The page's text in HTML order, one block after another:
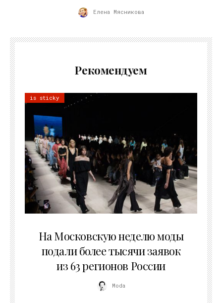
Елена Мясникова
Рекомендуем
is sticky
На Московскую неделю моды
подали более тысячи заявок
из 63 регионов России
Moda